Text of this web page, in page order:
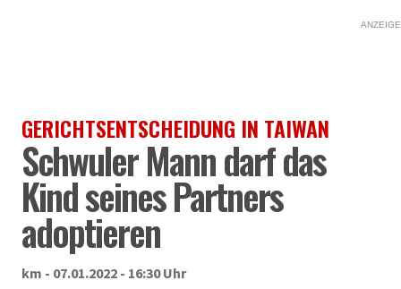
ANZEIGE
GERICHTSENTSCHEIDUNG IN TAIWAN
Schwuler Mann darf das
Kind seines Partners
adoptieren
km - 07.01.2022 - 16:30 Uhr